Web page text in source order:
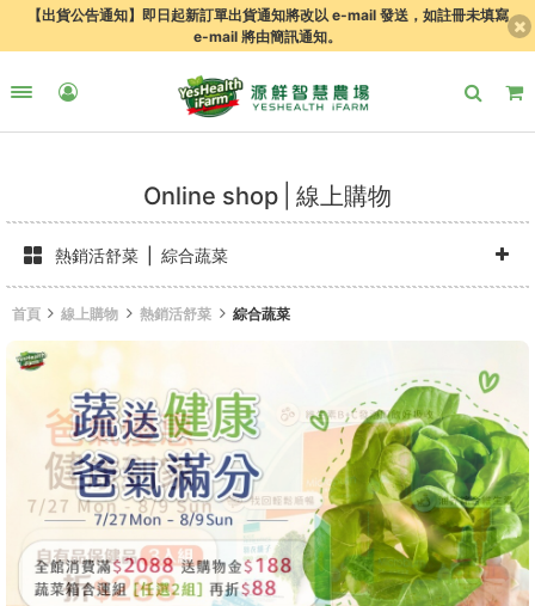
【出貨公告通知】即日起新訂單出貨通知將改以 e-mail 發送，如註冊未填寫
e-mail 將由簡訊通知。
Online shop 線上購物
熱銷活舒菜 綜合蔬菜
首頁 線上購物 熱銷活舒菜 綜合蔬菜